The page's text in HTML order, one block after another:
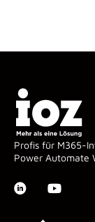
Profis für M365-
Power Automate